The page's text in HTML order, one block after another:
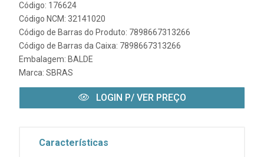
Código: 176624
Código NCM: 32141020
Código de Barras do Produto: 7898667313266
Código de Barras da Caixa: 7898667313266
Embalagem: BALDE
Marca: SBRAS
LOGIN P/ VER PREÇO
Características